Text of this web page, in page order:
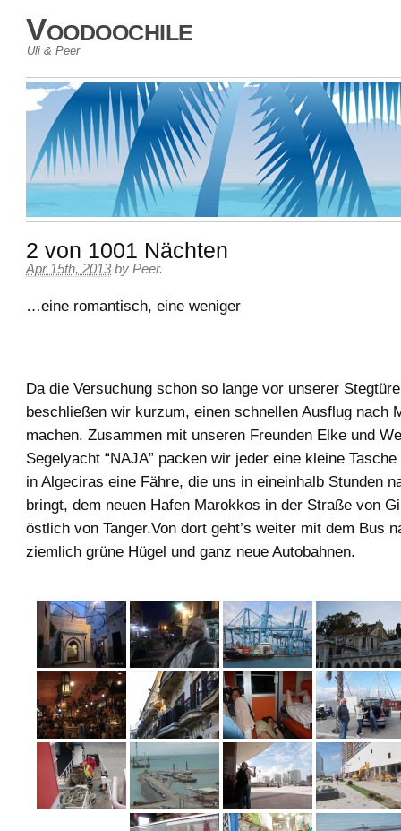
Voodoochile
Uli & Peer
2 von 1001 Nächten
Apr 15th, 2013 by Peer.
…eine romantisch, eine weniger
Da die Versuchung schon so lange vor unserer
beschließen wir kurzum, einen schnellen Ausflug nach
machen. Zusammen mit unseren Freunden Elke und
Segelyacht “NAJA” packen wir jeder eine kleine
in Algeciras eine Fähre, die uns in eineinhalb Stunden
bringt, dem neuen Hafen Marokkos in der Straße von
östlich von Tanger.Von dort geht’s weiter mit dem Bus
ziemlich grüne Hügel und ganz neue Autobahnen.